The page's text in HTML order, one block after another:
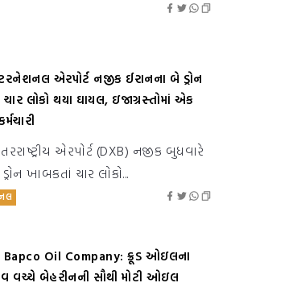
એરપોર્ટ નજીક ઈરાનના બે ડ્રોન
લોકો થયા ઘાયલ, ઇજાગ્રસ્તોમાં એક
એરપોર્ટ (DXB) નજીક બુધવારે
ખાબકતાં ચાર લોકો...
Bapco Oil Company: ક્રૂડ ઓઇલના
વચ્ચે બેહરીનની સૌથી મોટી ઓઇલ